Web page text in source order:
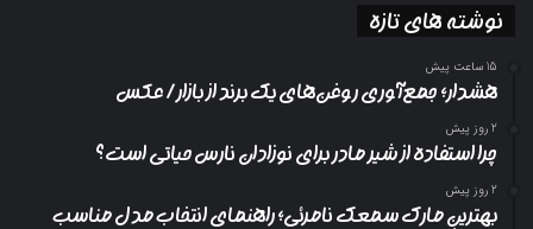
نوشته های تازه
15 ساعت پیش
هشدار؛ جمع‌آوری روغن‌های یک برند از بازار/ عکس
2 روز پیش
چرا استفاده از شیر مادر برای نوزادان نارس حیاتی است؟
2 روز پیش
بهترین مارک سمعک نامرئی؛ راهنمای انتخاب مدل مناسب